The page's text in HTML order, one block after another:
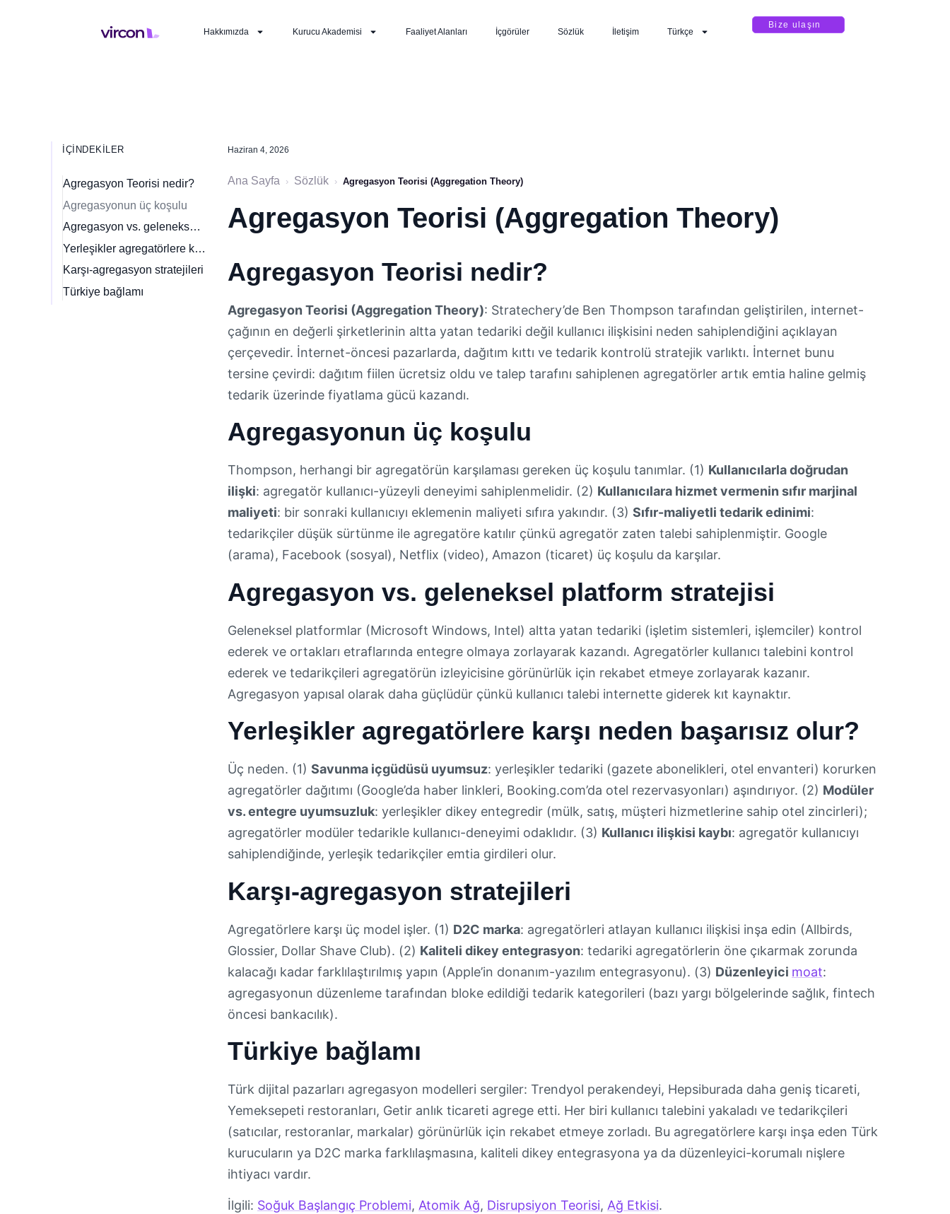
Hakkımızda Kurucu Akademisi Faaliyet Alanları İçgörüler Sözlük İletişim Türkçe
Bize ulaşın
İÇINDEKILER
Agregasyon Teorisi nedir?
Agregasyonun üç koşulu
Agregasyon vs. geleneksel platform stratejisi
Yerleşikler agregatörlere karşı neden başarısız olur?
Karşı-agregasyon stratejileri
Türkiye bağlamı
Haziran 4, 2026
Ana Sayfa › Sözlük › Agregasyon Teorisi (Aggregation Theory)
Agregasyon Teorisi (Aggregation Theory)
Agregasyon Teorisi nedir?
Agregasyon Teorisi (Aggregation Theory): Stratechery’de Ben Thompson tarafından geliştirilen, internet-
çağının en değerli şirketlerinin altta yatan tedariki değil kullanıcı ilişkisini neden sahiplendiğini açıklayan
çerçevedir. İnternet-öncesi pazarlarda, dağıtım kıttı ve tedarik kontrolü stratejik varlıktı. İnternet bunu
tersine çevirdi: dağıtım fiilen ücretsiz oldu ve talep tarafını sahiplenen agregatörler artık emtia haline gelmiş
tedarik üzerinde fiyatlama gücü kazandı.
Agregasyonun üç koşulu
Thompson, herhangi bir agregatörün karşılaması gereken üç koşulu tanımlar. (1) Kullanıcılarla doğrudan
ilişki: agregatör kullanıcı-yüzeyli deneyimi sahiplenmelidir. (2) Kullanıcılara hizmet vermenin sıfır marjinal
maliyeti: bir sonraki kullanıcıyı eklemenin maliyeti sıfıra yakındır. (3) Sıfır-maliyetli tedarik edinimi:
tedarikçiler düşük sürtünme ile agregatöre katılır çünkü agregatör zaten talebi sahiplenmiştir. Google
(arama), Facebook (sosyal), Netflix (video), Amazon (ticaret) üç koşulu da karşılar.
Agregasyon vs. geleneksel platform stratejisi
Geleneksel platformlar (Microsoft Windows, Intel) altta yatan tedariki (işletim sistemleri, işlemciler) kontrol
ederek ve ortakları etraflarında entegre olmaya zorlayarak kazandı. Agregatörler kullanıcı talebini kontrol
ederek ve tedarikçileri agregatörün izleyicisine görünürlük için rekabet etmeye zorlayarak kazanır.
Agregasyon yapısal olarak daha güçlüdür çünkü kullanıcı talebi internette giderek kıt kaynaktır.
Yerleşikler agregatörlere karşı neden başarısız olur?
Üç neden. (1) Savunma içgüdüsü uyumsuz: yerleşikler tedariki (gazete abonelikleri, otel envanteri) korurken
agregatörler dağıtımı (Google’da haber linkleri, Booking.com’da otel rezervasyonları) aşındırıyor. (2) Modüler
vs. entegre uyumsuzluk: yerleşikler dikey entegredir (mülk, satış, müşteri hizmetlerine sahip otel zincirleri);
agregatörler modüler tedarikle kullanıcı-deneyimi odaklıdır. (3) Kullanıcı ilişkisi kaybı: agregatör kullanıcıyı
sahiplendiğinde, yerleşik tedarikçiler emtia girdileri olur.
Karşı-agregasyon stratejileri
Agregatörlere karşı üç model işler. (1) D2C marka: agregatörleri atlayan kullanıcı ilişkisi inşa edin (Allbirds,
Glossier, Dollar Shave Club). (2) Kaliteli dikey entegrasyon: tedariki agregatörlerin öne çıkarmak zorunda
kalacağı kadar farklılaştırılmış yapın (Apple’in donanım-yazılım entegrasyonu). (3) Düzenleyici moat:
agregasyonun düzenleme tarafından bloke edildiği tedarik kategorileri (bazı yargı bölgelerinde sağlık, fintech
öncesi bankacılık).
Türkiye bağlamı
Türk dijital pazarları agregasyon modelleri sergiler: Trendyol perakendeyi, Hepsiburada daha geniş ticareti,
Yemeksepeti restoranları, Getir anlık ticareti agrege etti. Her biri kullanıcı talebini yakaladı ve tedarikçileri
(satıcılar, restoranlar, markalar) görünürlük için rekabet etmeye zorladı. Bu agregatörlere karşı inşa eden Türk
kurucuların ya D2C marka farklılaşmasına, kaliteli dikey entegrasyona ya da düzenleyici-korumalı nişlere
ihtiyacı vardır.
İlgili: Soğuk Başlangıç Problemi, Atomik Ağ, Disrupsiyon Teorisi, Ağ Etkisi.